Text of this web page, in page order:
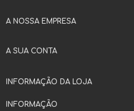
A NOSSA EMPRESA
A SUA CONTA
INFORMAÇÃO DA LOJA
INFORMAÇÃO